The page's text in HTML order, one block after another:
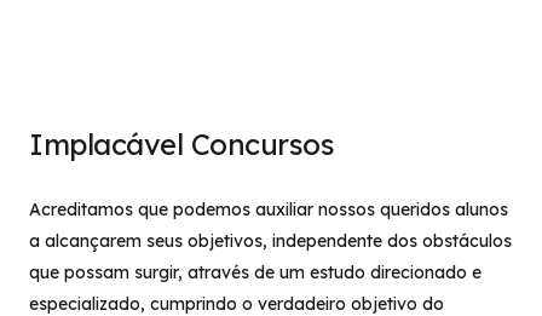
Implacável Concursos
Acreditamos que podemos auxiliar nossos queridos alunos
a alcançarem seus objetivos, independente dos obstáculos
que possam surgir, através de um estudo direcionado e
especializado, cumprindo o verdadeiro objetivo do